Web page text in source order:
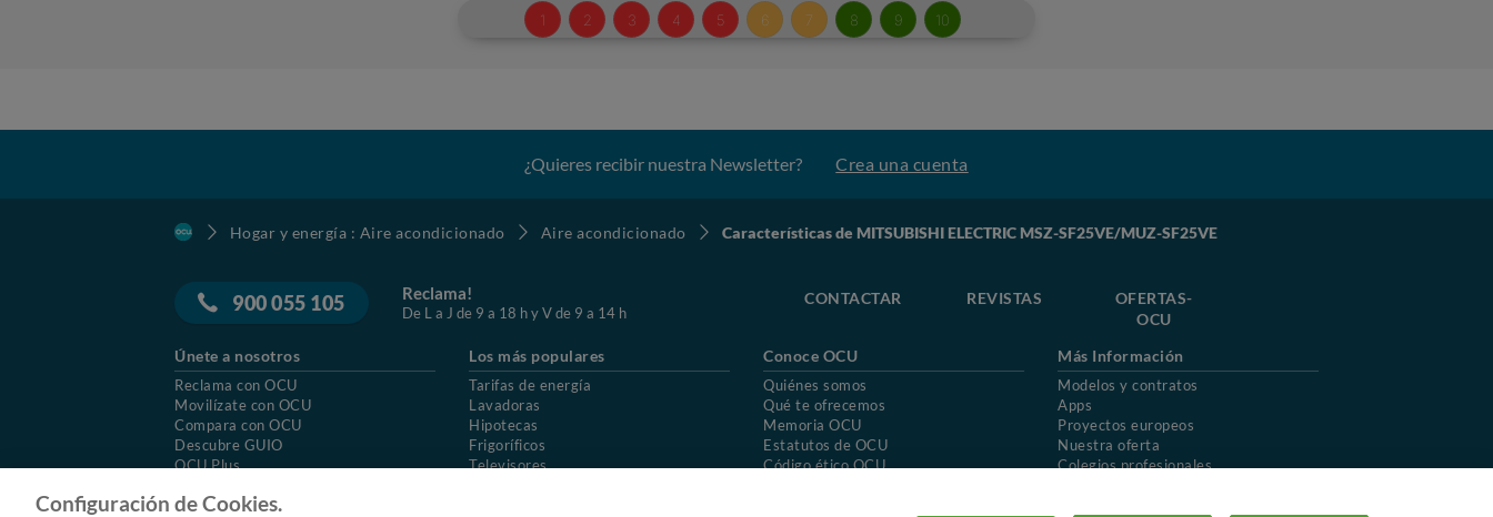
¿Quieres recibir nuestra Newsletter? Crea una cuenta
Hogar y energía : Aire acondicionado Aire acondicionado Características de MITSUBISHI ELECTRIC MSZ-SF25VE/MUZ-SF25VE
900 055 105 Reclama!
De L a J de 9 a 18 h y V de 9 a 14 h
CONTACTAR REVISTAS
OFERTAS-
OCU
Únete a nosotros
Reclama con OCU
Movilízate con OCU
Compara con OCU
Descubre GUIO
OCU Plus
Los más populares
Tarifas de energía
Lavadoras
Hipotecas
Frigoríficos
Televisores
Conoce OCU
Quiénes somos
Qué te ofrecemos
Memoria OCU
Estatutos de OCU
Código ético OCU
Más Información
Modelos y contratos
Apps
Proyectos europeos
Nuestra oferta
Colegios profesionales
Configuración de Cookies.